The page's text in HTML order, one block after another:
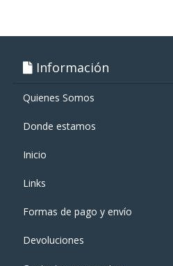
Información
Quienes Somos
Donde estamos
Inicio
Links
Formas de pago y enví­o
Devoluciones